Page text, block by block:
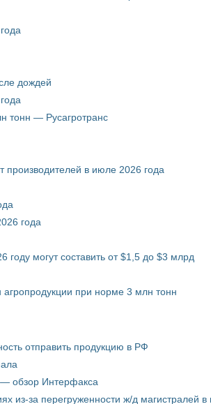
дождей
тонн — Русагротранс
в июле 2026 года
года
году могут составить от $1,5 до $3 млрд
при норме 3 млн тонн
отправить продукцию в РФ
— обзор Интерфакса
из-за перегруженности ж/д магистралей